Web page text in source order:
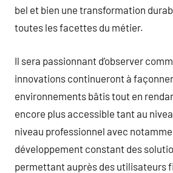
bel et bien une transformation
toutes les facettes du métier.
Il sera passionnant d’observer
innovations continueront à
environnements bâtis tout en
encore plus accessible tant au
niveau professionnel avec
développement constant des
permettant auprès des utilisateurs